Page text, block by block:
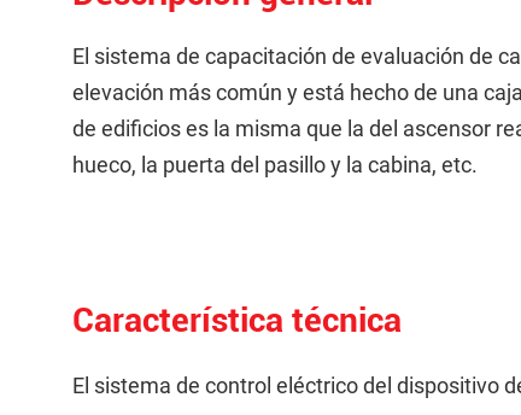
El sistema de capacitación de evaluación de
elevación más común y está hecho de una
de edificios es la misma que la del ascensor
hueco, la puerta del pasillo y la cabina, etc.
Característica técnica
El sistema de control eléctrico del dispositivo